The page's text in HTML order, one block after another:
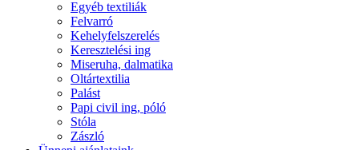
Egyéb textiliák
Felvarró
Kehelyfelszerelés
Keresztelési ing
Miseruha, dalmatika
Oltártextilia
Palást
Papi civil ing, póló
Stóla
Zászló